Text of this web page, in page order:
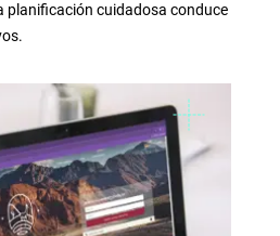
planificación cuidadosa conduce